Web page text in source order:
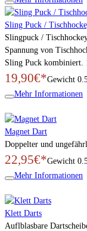
Sling Puck /
Slingpuck /
Spannung von
Sling Puck kombiniert.
19,90€*Gewicht
Mehr Informationen
Magnet Dart
Doppelter und
22,95€*Gewicht
Mehr Informationen
Klett Darts
Auflblasbare